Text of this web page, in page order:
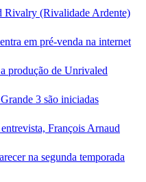
Rivalry (Rivalidade Ardente)
em pré-venda na internet
produção de Unrivaled
3 são iniciadas
François Arnaud
na segunda temporada